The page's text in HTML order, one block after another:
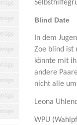
Blind Date
In dem
Zoe blind ist
könnte mit
andere
nicht alle
Leona
WPU